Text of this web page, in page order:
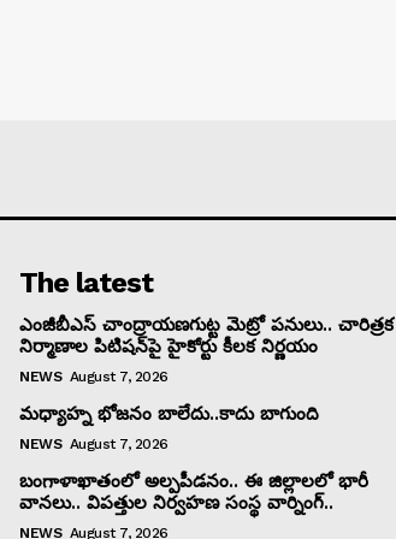
The latest
ఎంజీబీఎస్ చాంద్రాయణగుట్ట మెట్రో పనులు.. చారిత్రక
నిర్మాణాల పిటిషన్‌పై హైకోర్టు కీలక నిర్ణయం
NEWS August 7, 2026
మధ్యాహ్న భోజనం బాలేదు..కాదు బాగుంది
NEWS August 7, 2026
బంగాళాఖాతంలో అల్పపీడనం.. ఈ జిల్లాలలో భారీ
వానలు.. విపత్తుల నిర్వహణ సంస్థ వార్నింగ్..
NEWS August 7, 2026